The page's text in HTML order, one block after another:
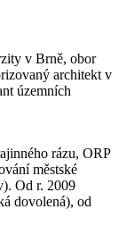
v Brně, obor
architekt v
územních
rázu, ORP
městské
Od r. 2009
dovolená), od